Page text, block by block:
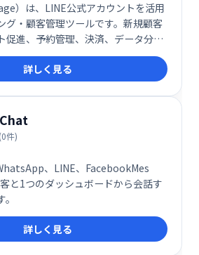
）は、LINE公式アカウントを活用
グ・顧客管理ツールです。新規顧客
促進、予約管理、決済、データ分析
業務効率化と売上拡大を支援しま
入実績があり、LINE公式アカウン
した効果的な顧客コミュニケーショ
オールインワンで様々な機能を提供
な業務をシンプルに効率化し、ビジ
ます。
詳しく見る
(0件)
、LINE、FacebookMes​​
と1つのダッシュボードから会話す
詳しく見る